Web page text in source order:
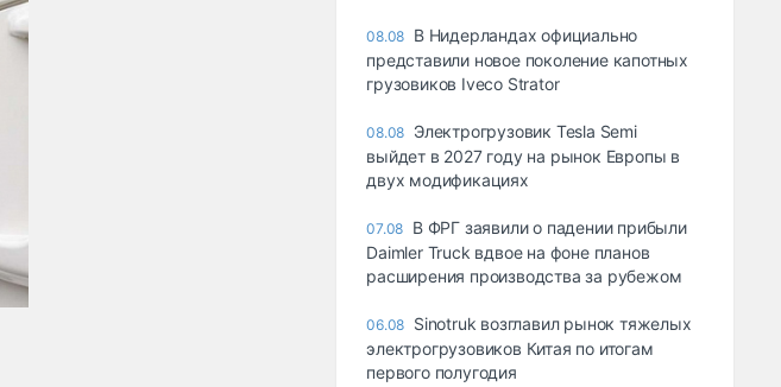
08.08 В Нидерландах официально
представили новое поколение капотных
грузовиков Iveco Strator
08.08 Электрогрузовик Tesla Semi
выйдет в 2027 году на рынок Европы в
двух модификациях
07.08 В ФРГ заявили о падении прибыли
Daimler Truck вдвое на фоне планов
расширения производства за рубежом
06.08 Sinotruk возглавил рынок тяжелых
электрогрузовиков Китая по итогам
первого полугодия